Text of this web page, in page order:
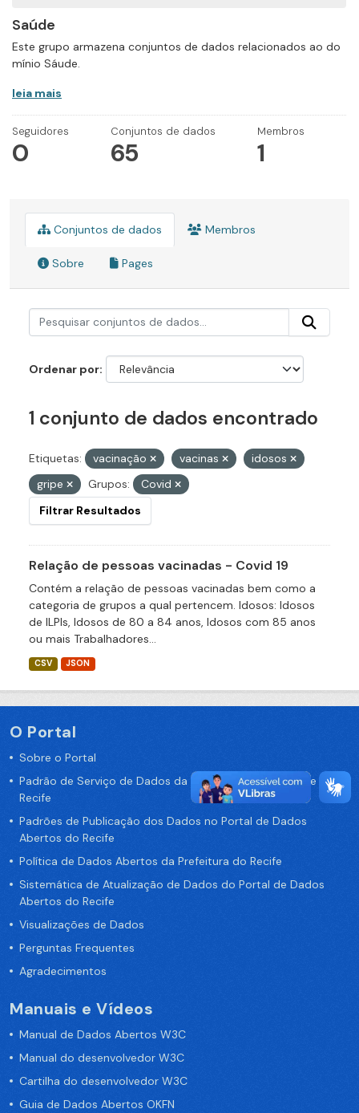
Saúde
Este grupo armazena conjuntos de dados relacionados ao do
mínio Sáude.
leia mais
Seguidores
0
Conjuntos de dados
65
Membros
1
Conjuntos de dados Membros
Sobre Pages
Ordenar por
1 conjunto de dados encontrado
Etiquetas: vacinação vacinas
idosos
gripe
Grupos:
Covid
Filtrar Resultados
Relação de pessoas vacinadas - Covid 19
Contém a relação de pessoas vacinadas bem como a
categoria de grupos a qual pertencem. Idosos: Idosos
de ILPIs, Idosos de 80 a 84 anos, Idosos com 85 anos
ou mais Trabalhadores...
CSV JSON
O Portal
Sobre o Portal
Padrão de Serviço de Dados da Prefeitura da Cidade de
Recife
Padrões de Publicação dos Dados no Portal de Dados
Abertos do Recife
Política de Dados Abertos da Prefeitura do Recife
Sistemática de Atualização de Dados do Portal de Dados
Abertos do Recife
Visualizações de Dados
Perguntas Frequentes
Agradecimentos
Manuais e Vídeos
Manual de Dados Abertos W3C
Manual do desenvolvedor W3C
Cartilha do desenvolvedor W3C
Guia de Dados Abertos OKFN